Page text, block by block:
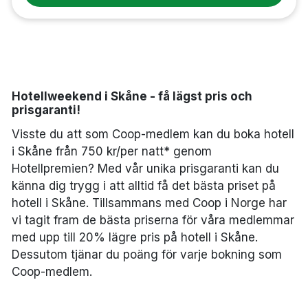
Oslo
Hotellweekend i Skåne - få lägst pris och
prisgaranti!
Visste du att som Coop-medlem kan du boka hotell
i Skåne från 750 kr/per natt* genom
Hotellpremien? Med vår unika prisgaranti kan du
känna dig trygg i att alltid få det bästa priset på
hotell i Skåne. Tillsammans med Coop i Norge har
vi tagit fram de bästa priserna för våra medlemmar
med upp till 20% lägre pris på hotell i Skåne.
Dessutom tjänar du poäng för varje bokning som
Coop-medlem.